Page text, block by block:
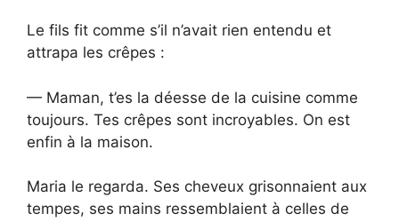
Le fils fit comme s’il n’avait rien entendu et
attrapa les crêpes :
— Maman, t’es la déesse de la cuisine comme
toujours. Tes crêpes sont incroyables. On est
enfin à la maison.
Maria le regarda. Ses cheveux grisonnaient aux
tempes, ses mains ressemblaient à celles de